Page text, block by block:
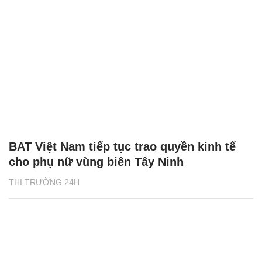
THỊ TRƯỜNG 24H
BAT Việt Nam tiếp tục trao quyền kinh tế
cho phụ nữ vùng biên Tây Ninh